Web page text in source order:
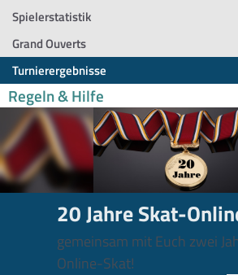
Spielerstatistik
Grand Ouverts
Turnierergebnisse
Regeln & Hilfe
20 Jahre Skat-
gemeinsam mit Euch zwei
Online-Skat!